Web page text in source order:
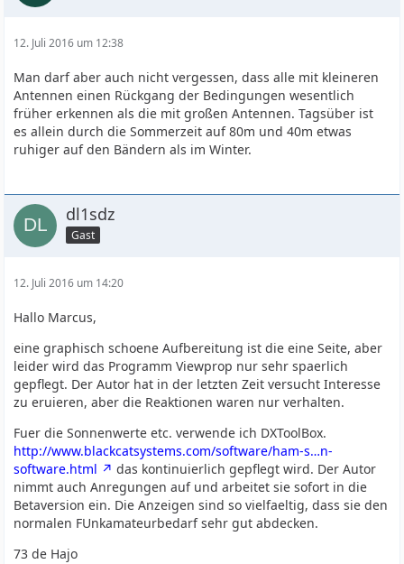
12. Juli 2016 um 12:38
Man darf aber auch nicht vergessen, dass alle mit kleineren
Antennen einen Rückgang der Bedingungen wesentlich
früher erkennen als die mit großen Antennen. Tagsüber ist
es allein durch die Sommerzeit auf 80m und 40m etwas
ruhiger auf den Bändern als im Winter.
dl1sdz
Gast
12. Juli 2016 um 14:20
Hallo Marcus,
eine graphisch schoene Aufbereitung ist die eine Seite, aber
leider wird das Programm Viewprop nur sehr spaerlich
gepflegt. Der Autor hat in der letzten Zeit versucht Interesse
zu eruieren, aber die Reaktionen waren nur verhalten.
Fuer die Sonnenwerte etc. verwende ich DXToolBox.
http://www.blackcatsystems.com/software/ham-s…n-
software.html
das kontinuierlich gepflegt wird. Der Autor
nimmt auch Anregungen auf und arbeitet sie sofort in die
Betaversion ein. Die Anzeigen sind so vielfaeltig, dass sie den
normalen FUnkamateurbedarf sehr gut abdecken.
73 de Hajo